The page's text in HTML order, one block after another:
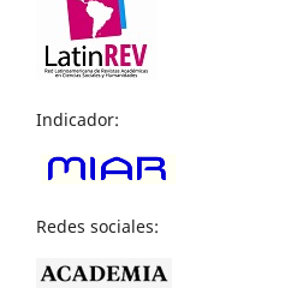
Indicador:
Redes sociales: